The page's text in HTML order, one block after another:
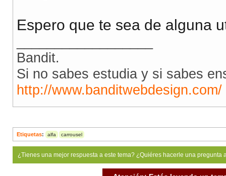
Espero que te sea de alguna
Bandit.
Si no sabes estudia y si sabes
http://www.banditwebdesign.com/
Etiquetas: alfa carrousel
¿Tienes una mejor respuesta a este tema? ¿Quiéres hacerle una